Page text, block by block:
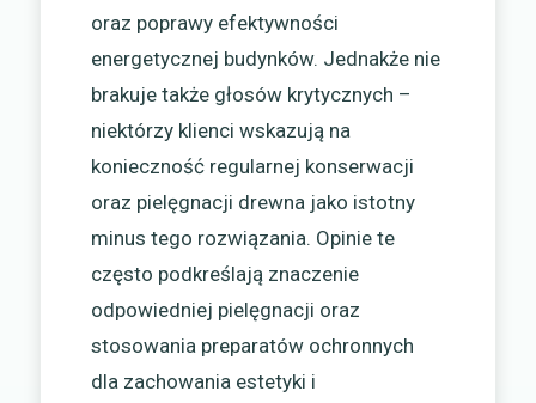
oraz poprawy efektywności
energetycznej budynków. Jednakże nie
brakuje także głosów krytycznych –
niektórzy klienci wskazują na
konieczność regularnej konserwacji
oraz pielęgnacji drewna jako istotny
minus tego rozwiązania. Opinie te
często podkreślają znaczenie
odpowiedniej pielęgnacji oraz
stosowania preparatów ochronnych
dla zachowania estetyki i